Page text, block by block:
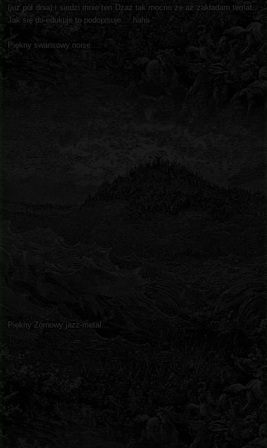
(już pół dnia) i siedzi mnie ten Dżaz tak mocno że aż zakładam temat...
Jak się do-edukuje to podopisuje.... haha
Piękny swansowy noise...
Piękny Zornowy jazz-metal...